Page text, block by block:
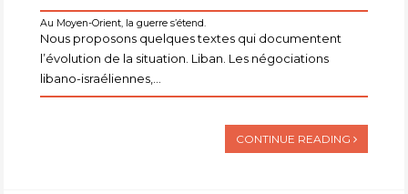
Au Moyen-Orient, la guerre s’étend.
Nous proposons quelques textes qui documentent
l’évolution de la situation. Liban. Les négociations
libano-israéliennes,...
CONTINUE READING